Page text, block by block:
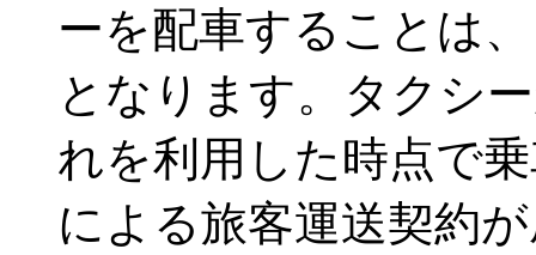
ーを配車することは
となります。タクシ
れを利用した時点で
による旅客運送契約